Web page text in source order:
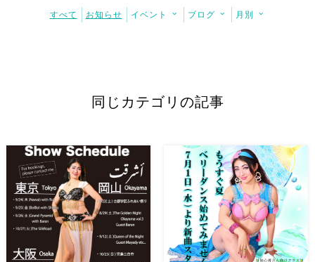
すべて お知らせ イベント ブログ 月別
同じカテゴリの記事